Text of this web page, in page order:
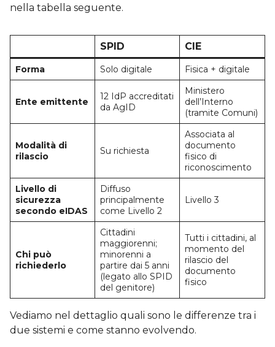
nella tabella seguente.
SPID CIE
Forma Solo digitale Fisica + digitale
Ente emittente
12 IdP accreditati
da AgID
Ministero
dell’Interno
(tramite Comuni)
Modalità di
rilascio
Su richiesta
Associata al
documento
fisico di
riconoscimento
Livello di
sicurezza
secondo eIDAS
Diffuso
principalmente
come Livello 2
Livello 3
Chi può
richiederlo
Cittadini
maggiorenni;
minorenni a
partire dai 5 anni
(legato allo SPID
del genitore)
Tutti i cittadini, al
momento del
rilascio del
documento
fisico
Vediamo nel dettaglio quali sono le differenze tra i
due sistemi e come stanno evolvendo.